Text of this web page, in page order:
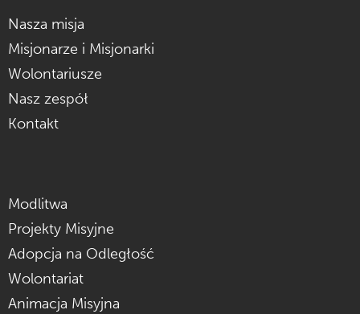
Nasza misja
Misjonarze i Misjonarki
Wolontariusze
Nasz zespół
Kontakt
Modlitwa
Projekty Misyjne
Adopcja na Odległość
Wolontariat
Animacja Misyjna